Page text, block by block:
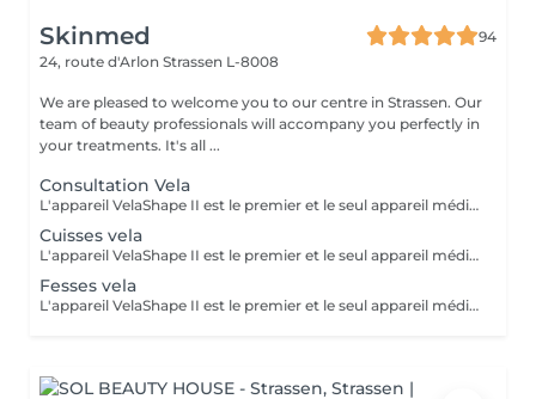
Skinmed
94
24, route d'Arlon Strassen L-8008
We are pleased to welcome you to our centre in Strassen. Our
team of beauty professionals will accompany you perfectly in
your treatments. It's all ...
Consultation Vela
L'appareil VelaShape II est le premier et le seul appareil médical qui a fait ses preuves en remodelage corps. Le VelaShape II est une technologie qui combine le palper-rouler à des radiofréquences et à de la lumière infrarouge. Le palper-rouler « casse » les capitons graisseux et stimule la circulation sanguine et le drainage lymphatique. Quant aux radiofréquences et à la lumière infrarouge, elles agissent dans les couches profondes de la peau, soit l'hypoderme et le derme où l'on retrouve les cellules adipeuses et les fibres de collagène. Les radiofréquences et la lumière infrarouge activent le métabolisme des cellules graisseuses pour en diminuer la grosseur tout en stimulant la contraction et la production des fibres de collagène. L'objectif est de chauffer les graisses afin de récupérer la fermeté et l'aspect lisse de la peau. Un ensemble de 10 séances rapprochées sont nécessaires pour atteindre un résultat optimal. Après cette phase il faut maintenir le résultat obtenu par des séances d'entretien tous les 2 mois. Nous vous proposons une séance de Velashape à partir de 60€ selon la zone à traiter. Contre-indications : porteurs de stimulateur cardiaque ou prothèse métallique, diabétiques, preneurs d'anti- coagulants, enceinte ou allaitante, maladies veineuses, infiltration, tumeur cancéreuse
Cuisses vela
L'appareil VelaShape II est le premier et le seul appareil médical qui a fait ses preuves en remodelage corps. Le VelaShape II est une technologie qui combine le palper-rouler à des radiofréquences et à de la lumière infrarouge. Le palper-rouler « casse » les capitons graisseux et stimule la circulation sanguine et le drainage lymphatique. Quant aux radiofréquences et à la lumière infrarouge, elles agissent dans les couches profondes de la peau, soit l'hypoderme et le derme où l'on retrouve les cellules adipeuses et les fibres de collagène. Les radiofréquences et la lumière infrarouge activent le métabolisme des cellules graisseuses pour en diminuer la grosseur tout en stimulant la contraction et la production des fibres de collagène. L'objectif est de chauffer les graisses afin de récupérer la fermeté et l'aspect lisse de la peau. Un ensemble de 10 séances rapprochées sont nécessaires pour atteindre un résultat optimal. Après cette phase il faut maintenir le résultat obtenu par des séances d'entretien tous les 2 mois. Nous vous proposons une séance de Velashape à partir de 60€ selon la zone à traiter. Contre-indications : porteurs de stimulateur cardiaque ou prothèse métallique, diabétiques, preneurs d'anti- coagulants, enceinte ou allaitante, maladies veineuses, infiltration, tumeur cancéreuse
Fesses vela
L'appareil VelaShape II est le premier et le seul appareil médical qui a fait ses preuves en remodelage corps. Le VelaShape II est une technologie qui combine le palper-rouler à des radiofréquences et à de la lumière infrarouge. Le palper-rouler « casse » les capitons graisseux et stimule la circulation sanguine et le drainage lymphatique. Quant aux radiofréquences et à la lumière infrarouge, elles agissent dans les couches profondes de la peau, soit l'hypoderme et le derme où l'on retrouve les cellules adipeuses et les fibres de collagène. Les radiofréquences et la lumière infrarouge activent le métabolisme des cellules graisseuses pour en diminuer la grosseur tout en stimulant la contraction et la production des fibres de collagène. L'objectif est de chauffer les graisses afin de récupérer la fermeté et l'aspect lisse de la peau. Un ensemble de 10 séances rapprochées sont nécessaires pour atteindre un résultat optimal. Après cette phase il faut maintenir le résultat obtenu par des séances d'entretien tous les 2 mois. Nous vous proposons une séance de Velashape à partir de 60€ selon la zone à traiter. Contre-indications : porteurs de stimulateur cardiaque ou prothèse métallique, diabétiques, preneurs d'anti- coagulants, enceinte ou allaitante, maladies veineuses, infiltration, tumeur cancéreuse